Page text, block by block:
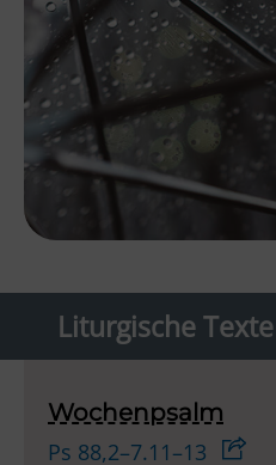
Liturgische Texte
Wochenpsalm
Ps 88,2–7.11–13